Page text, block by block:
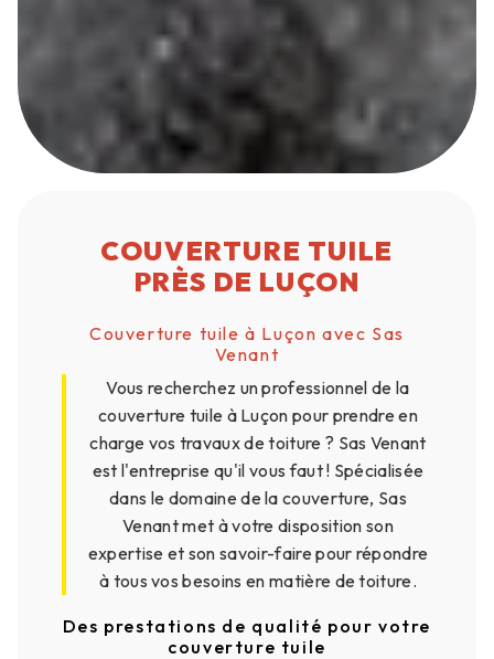
COUVERTURE TUILE
PRÈS DE LUÇON
Couverture tuile à Luçon avec Sas
Venant
Vous recherchez un professionnel de la
couverture tuile à Luçon pour prendre en
charge vos travaux de toiture ? Sas Venant
est l'entreprise qu'il vous faut ! Spécialisée
dans le domaine de la couverture, Sas
Venant met à votre disposition son
expertise et son savoir-faire pour répondre
à tous vos besoins en matière de toiture.
Des prestations de qualité pour votre
couverture tuile